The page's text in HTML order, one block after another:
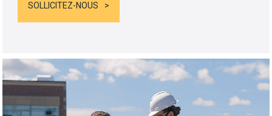
SOLLICITEZ-NOUS